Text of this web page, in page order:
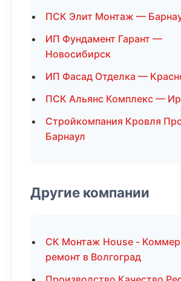
ПСК Элит Монтаж —
ИП Фундамент Гарант —
Новосибирск
ИП Фасад Отделка —
ПСК Альянс Комплекс —
Стройкомпания Кровля
Барнаул
Другие компании
СК Монтаж House -
ремонт в Волгоград